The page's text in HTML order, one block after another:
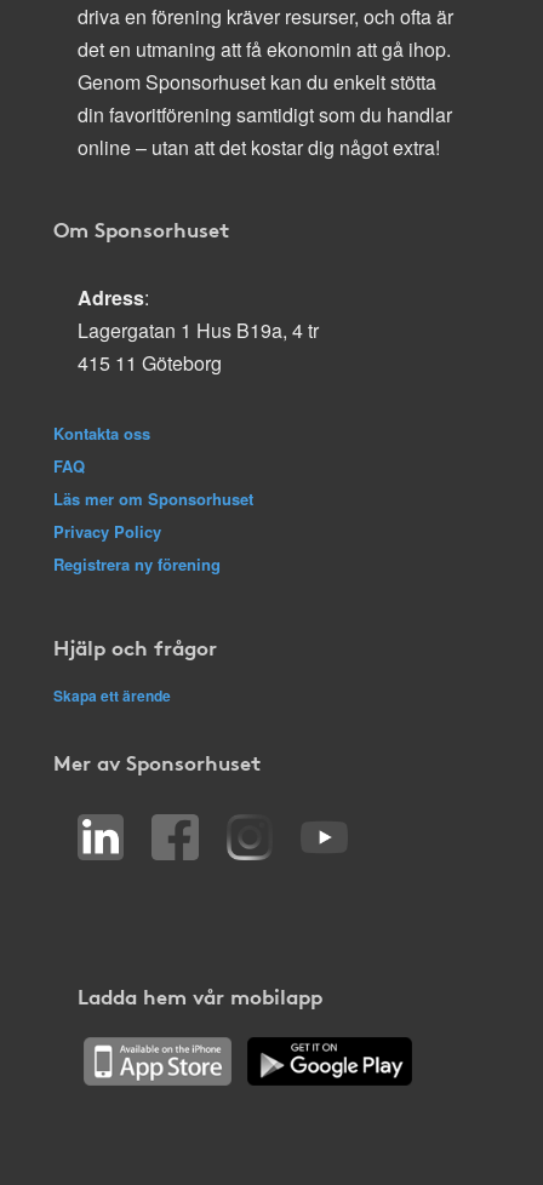
driva en förening kräver resurser, och ofta är
det en utmaning att få ekonomin att gå ihop.
Genom Sponsorhuset kan du enkelt stötta
din favoritförening samtidigt som du handlar
online – utan att det kostar dig något extra!
Om Sponsorhuset
Adress:
Lagergatan 1 Hus B19a, 4 tr
415 11 Göteborg
Kontakta oss
FAQ
Läs mer om Sponsorhuset
Privacy Policy
Registrera ny förening
Hjälp och frågor
Skapa ett ärende
Mer av Sponsorhuset
Ladda hem vår mobilapp